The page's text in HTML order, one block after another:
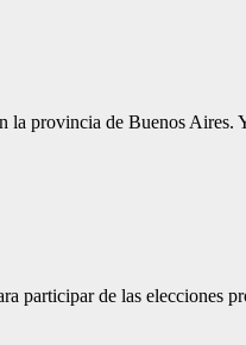
provincia de Buenos
participar de las elecciones